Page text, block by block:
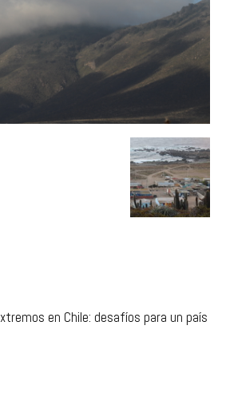
en Chile: desafíos para un país